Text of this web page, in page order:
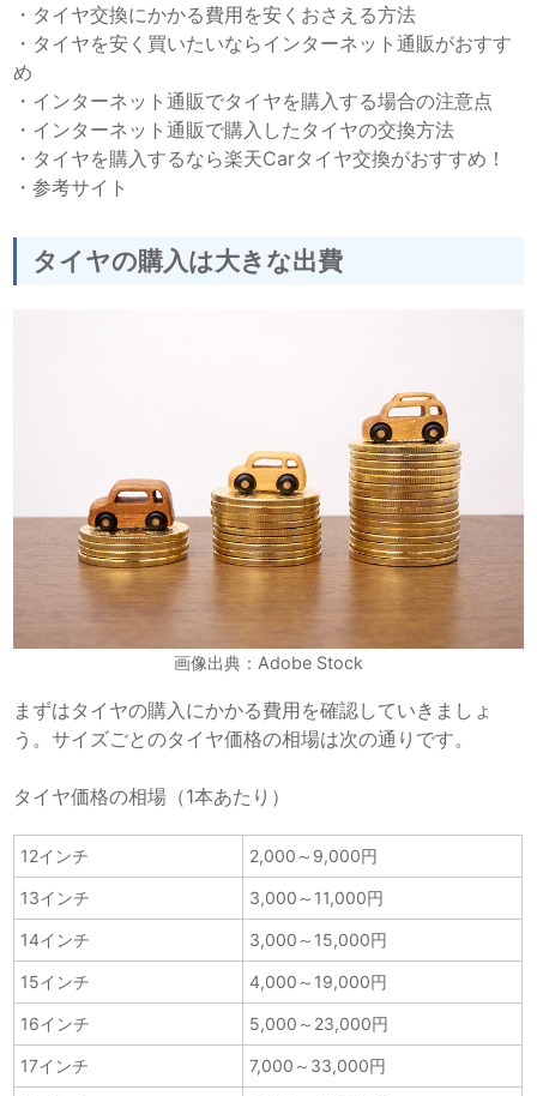
・ タイヤ交換にかかる費用を安くおさえる方法
・ タイヤを安く買いたいならインターネット通販がおすす
め
・ インターネット通販でタイヤを購入する場合の注意点
・ インターネット通販で購入したタイヤの交換方法
・ タイヤを購入するなら楽天Carタイヤ交換がおすすめ！
・参考サイト
タイヤの購入は大きな出費
画像出典：Adobe Stock
まずはタイヤの購入にかかる費用を確認していきましょ
う。サイズごとのタイヤ価格の相場は次の通りです。
タイヤ価格の相場（1本あたり）
12インチ 2,000～9,000円
13インチ 3,000～11,000円
14インチ 3,000～15,000円
15インチ 4,000～19,000円
16インチ 5,000～23,000円
17インチ 7,000～33,000円